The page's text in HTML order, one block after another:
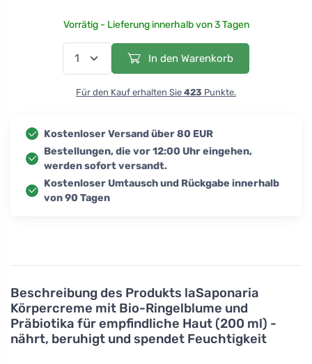
Beschreibung des Produkts laSaponaria
Körpercreme mit Bio-Ringelblume und
Präbiotika für empfindliche Haut (200 ml) -
nährt, beruhigt und spendet Feuchtigkeit
Vorrätig - Lieferung innerhalb von 3 Tagen
In den Warenkorb
Für den Kauf erhalten Sie 423 Punkte.
Kostenloser Versand über 80 EUR
Bestellungen, die vor 12:00 Uhr eingehen,
werden sofort versandt.
Kostenloser Umtausch und Rückgabe innerhalb
von 90 Tagen